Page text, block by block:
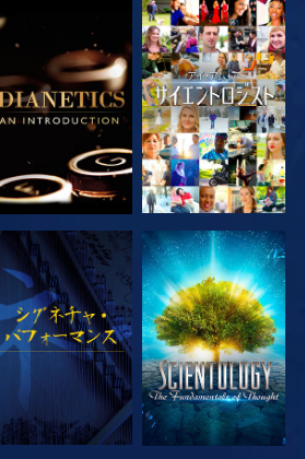
シリーズを探求 観る
観る シリーズを探求